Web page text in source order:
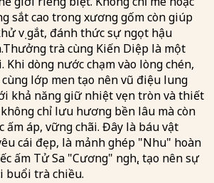
sắt cao trong xương gốm còn giúp
vị gắt, đánh thức sự ngọt hậu
​Thưởng trà cùng Kiến Diệp là một
dòng nước chạm vào lòng chén,
lớp men tạo nên vũ điệu lung
khả năng giữ nhiệt vẹn tròn và thiết
chỉ lưu hương bền lâu mà còn
ấm áp, vững chãi. Đây là báu vật
cái đẹp, là mảnh ghép "Nhu" hoàn
ấm Tử Sa "Cương" nghị, tạo nên sự
buổi trà chiều.